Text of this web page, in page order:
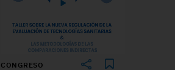
CONGRESO